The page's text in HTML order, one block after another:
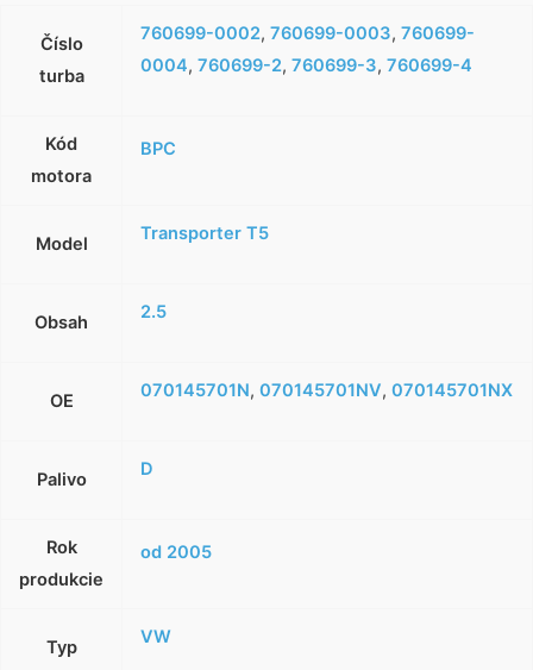
Číslo
turba
760699-0002, 760699-0003, 760699-
0004, 760699-2, 760699-3, 760699-4
Kód
motora
BPC
Model Transporter T5
Obsah 2.5
OE 070145701N, 070145701NV, 070145701NX
Palivo D
Rok
produkcie
od 2005
Typ VW